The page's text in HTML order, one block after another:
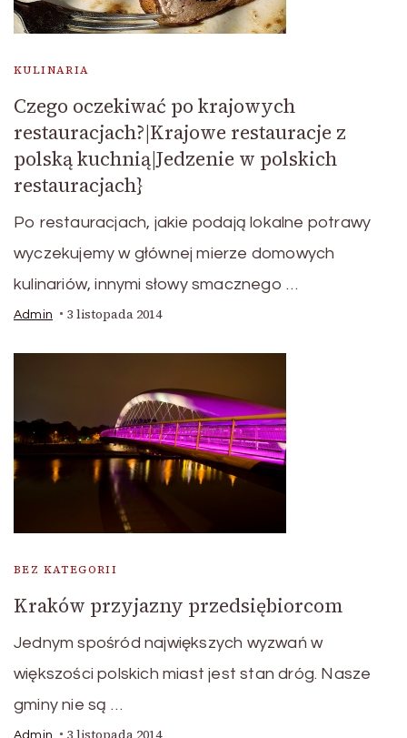
KULINARIA
Czego oczekiwać po krajowych
restauracjach?|Krajowe restauracje z
polską kuchnią|Jedzenie w polskich
restauracjach}
Po restauracjach, jakie podają lokalne potrawy
wyczekujemy w głównej mierze domowych
kulinariów, innymi słowy smacznego …
Admin 3 listopada 2014
BEZ KATEGORII
Kraków przyjazny przedsiębiorcom
Jednym spośród największych wyzwań w
większości polskich miast jest stan dróg. Nasze
gminy nie są …
Admin 3 listopada 2014